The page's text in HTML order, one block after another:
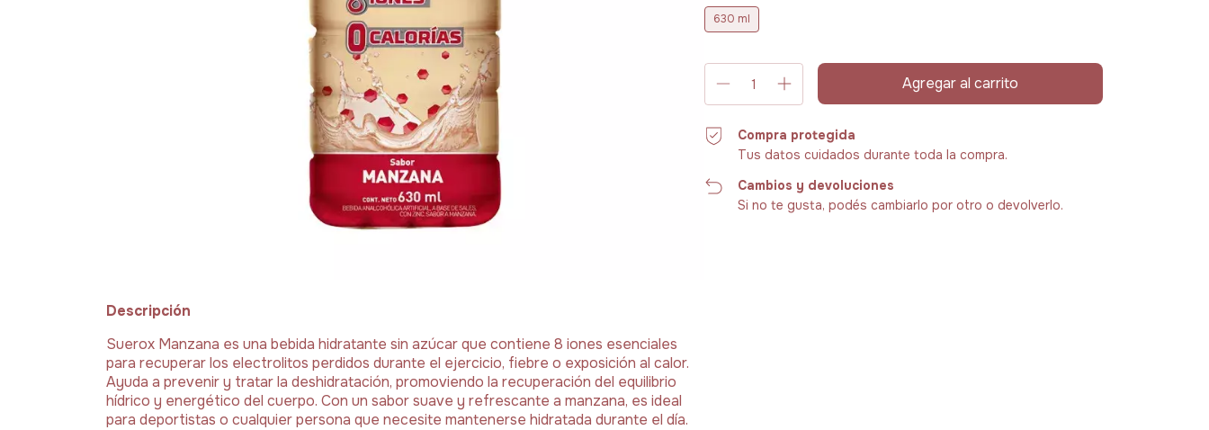
630 ml
Compra protegida
Tus datos cuidados durante toda la compra.
Cambios y devoluciones
Si no te gusta, podés cambiarlo por otro o devolverlo.
Descripción
Suerox Manzana es una bebida hidratante sin azúcar que contiene 8 iones esenciales
para recuperar los electrolitos perdidos durante el ejercicio, fiebre o exposición al calor.
Ayuda a prevenir y tratar la deshidratación, promoviendo la recuperación del equilibrio
hídrico y energético del cuerpo. Con un sabor suave y refrescante a manzana, es ideal
para deportistas o cualquier persona que necesite mantenerse hidratada durante el día.